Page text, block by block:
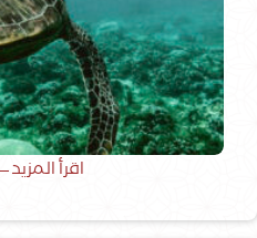
اقرأ المزيد